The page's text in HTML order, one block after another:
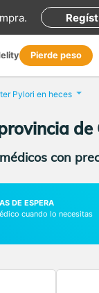
.
Pierde peso
Pylori en heces
con
DE ESPERA
cuando lo necesitas